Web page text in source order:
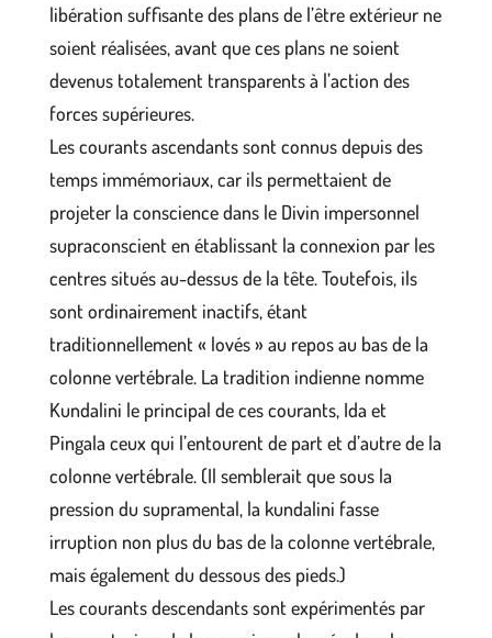
libération suffisante des plans de l’être extérieur ne
soient réalisées, avant que ces plans ne soient
devenus totalement transparents à l’action des
forces supérieures.
Les courants ascendants sont connus depuis des
temps immémoriaux, car ils permettaient de
projeter la conscience dans le Divin impersonnel
supraconscient en établissant la connexion par les
centres situés au-dessus de la tête. Toutefois, ils
sont ordinairement inactifs, étant
traditionnellement « lovés » au repos au bas de la
colonne vertébrale. La tradition indienne nomme
Kundalini le principal de ces courants, Ida et
Pingala ceux qui l’entourent de part et d’autre de la
colonne vertébrale. (Il semblerait que sous la
pression du supramental, la kundalini fasse
irruption non plus du bas de la colonne vertébrale,
mais également du dessous des pieds.)
Les courants descendants sont expérimentés par